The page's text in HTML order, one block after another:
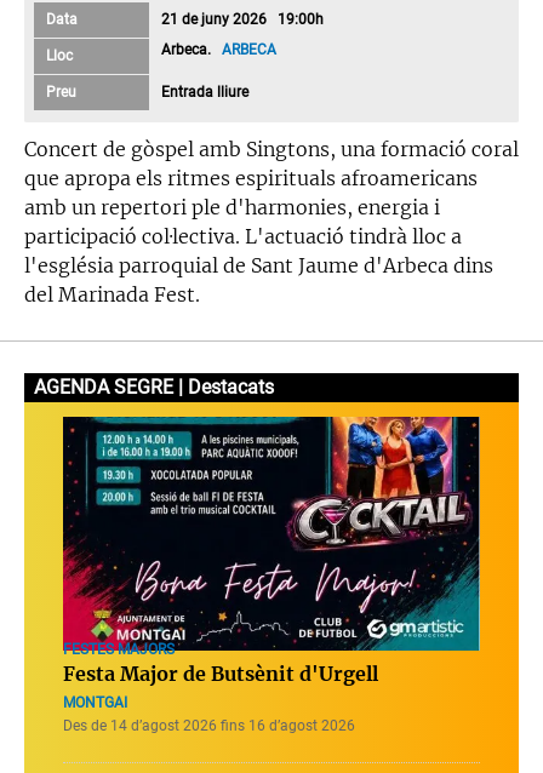
Data 21 de juny 2026 19:00h
Lloc Arbeca.ARBECA
Preu Entrada lliure
Concert de gòspel amb Singtons, una formació coral
que apropa els ritmes espirituals afroamericans
amb un repertori ple d'harmonies, energia i
participació col·lectiva. L'actuació tindrà lloc a
l'església parroquial de Sant Jaume d'Arbeca dins
del Marinada Fest.
AGENDA SEGRE | Destacats
FESTES MAJORS
Festa Major de Butsènit d'Urgell
MONTGAI
Des de 14 d’agost 2026 fins 16 d’agost 2026